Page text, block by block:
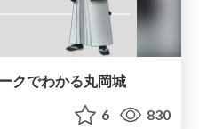
クでわかる丸岡城
6 830